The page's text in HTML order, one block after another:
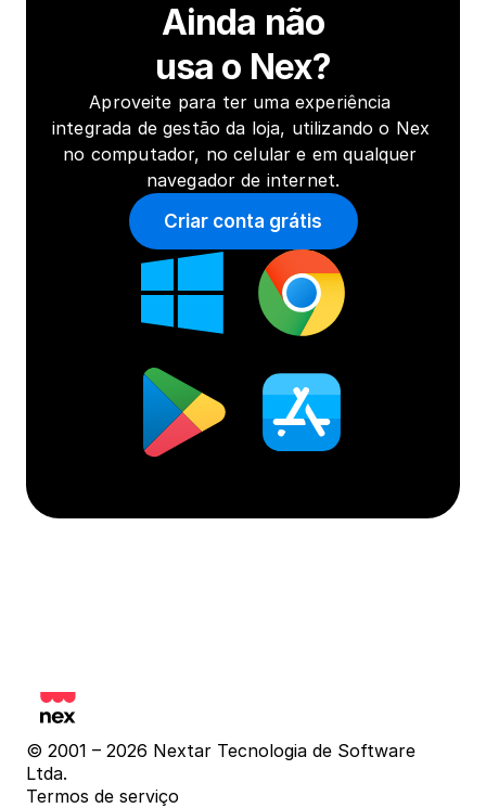
Ainda não
usa o Nex?
Aproveite para ter uma experiência
integrada de gestão da loja, utilizando o Nex
no computador, no celular e em qualquer
navegador de internet.
Criar conta grátis
© 2001 – 2026 Nextar Tecnologia de Software
Ltda.
Termos de serviço